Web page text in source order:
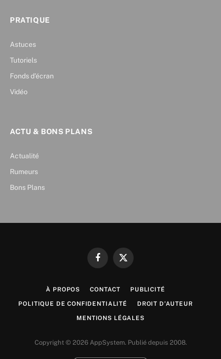
PRATIQUE
Astuces
Tutoriels
Fonds d’écran
Vidéo
ACTU & BONS PLANS
Actualité
Rumeurs
Bons Plans
FacebookX
À PROPOS CONTACT PUBLICITÉ
POLITIQUE DE CONFIDENTIALITÉ DROIT D’AUTEUR
MENTIONS LÉGALES
Copyright © 2026 AppSystem. Publié depuis 2008.